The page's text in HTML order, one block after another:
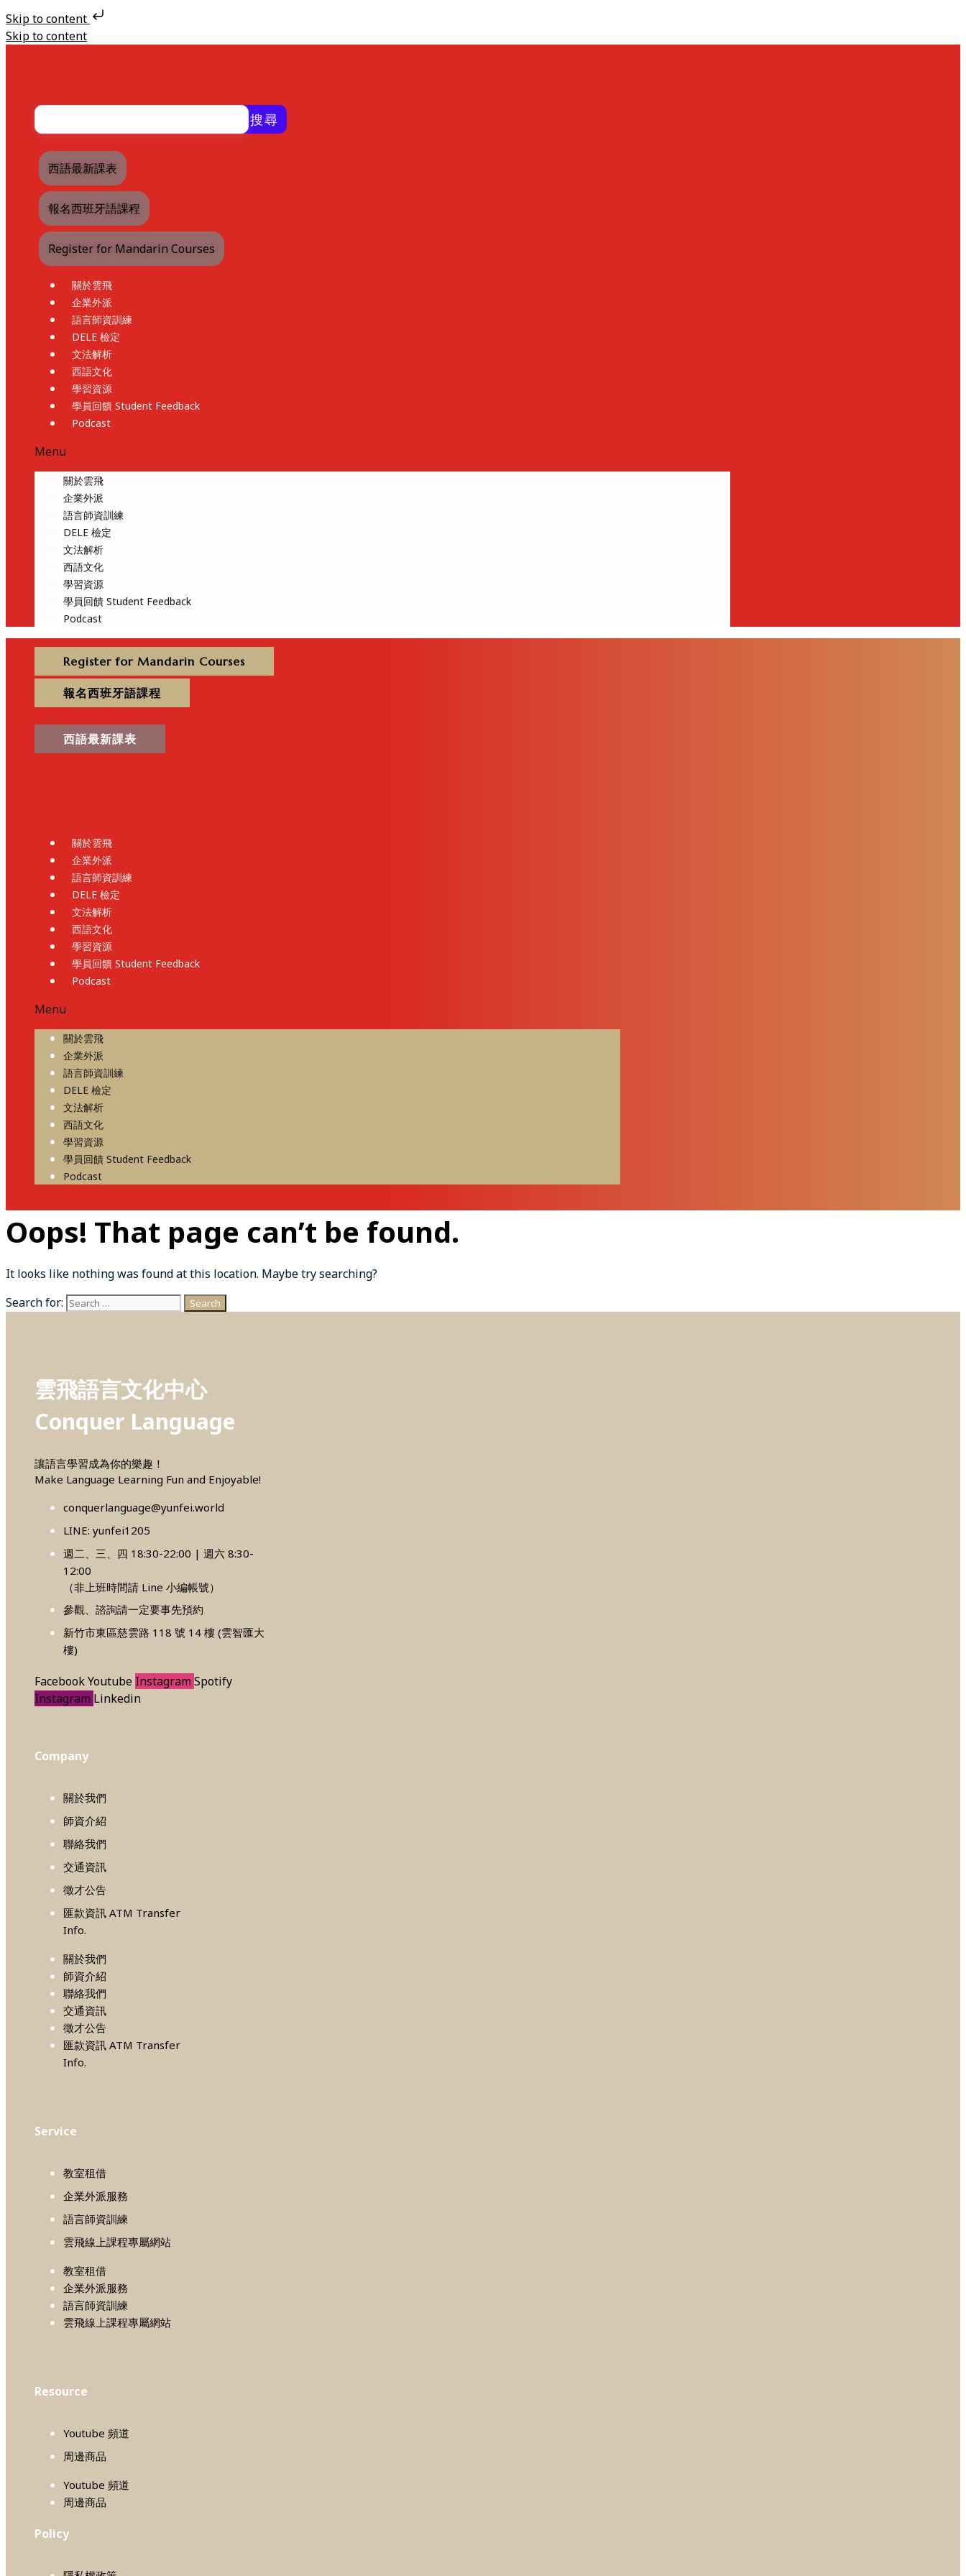
Skip to content
Skip to content
搜尋
西語最新課表
報名西班牙語課程
Register for Mandarin Courses
關於雲飛
企業外派
語言師資訓練
DELE 檢定
文法解析
西語文化
學習資源
學員回饋 Student Feedback
Podcast
Menu
關於雲飛
企業外派
語言師資訓練
DELE 檢定
文法解析
西語文化
學習資源
學員回饋 Student Feedback
Podcast
Register for Mandarin Courses
報名西班牙語課程
西語最新課表
關於雲飛
企業外派
語言師資訓練
DELE 檢定
文法解析
西語文化
學習資源
學員回饋 Student Feedback
Podcast
Menu
關於雲飛
企業外派
語言師資訓練
DELE 檢定
文法解析
西語文化
學習資源
學員回饋 Student Feedback
Podcast
Oops! That page can’t be found.
It looks like nothing was found at this location. Maybe try searching?
Search for:
雲飛語言文化中心
Conquer Language
讓語言學習成為你的樂趣！
Make Language Learning Fun and Enjoyable!
conquerlanguage@yunfei.world
LINE: yunfei1205
週二、三、四 18:30-22:00 | 週六 8:30-
12:00
（非上班時間請 Line 小編帳號）
參觀、諮詢請一定要事先預約
新竹市東區慈雲路 118 號 14 樓 (雲智匯大
樓)
FacebookYoutube InstagramSpotify
Instagram Linkedin
Company
關於我們
師資介紹
聯絡我們
交通資訊
徵才公告
匯款資訊 ATM Transfer
Info.
關於我們
師資介紹
聯絡我們
交通資訊
徵才公告
匯款資訊 ATM Transfer
Info.
Service
教室租借
企業外派服務
語言師資訓練
雲飛線上課程專屬網站
教室租借
企業外派服務
語言師資訓練
雲飛線上課程專屬網站
Resource
Youtube 頻道
周邊商品
Youtube 頻道
周邊商品
Policy